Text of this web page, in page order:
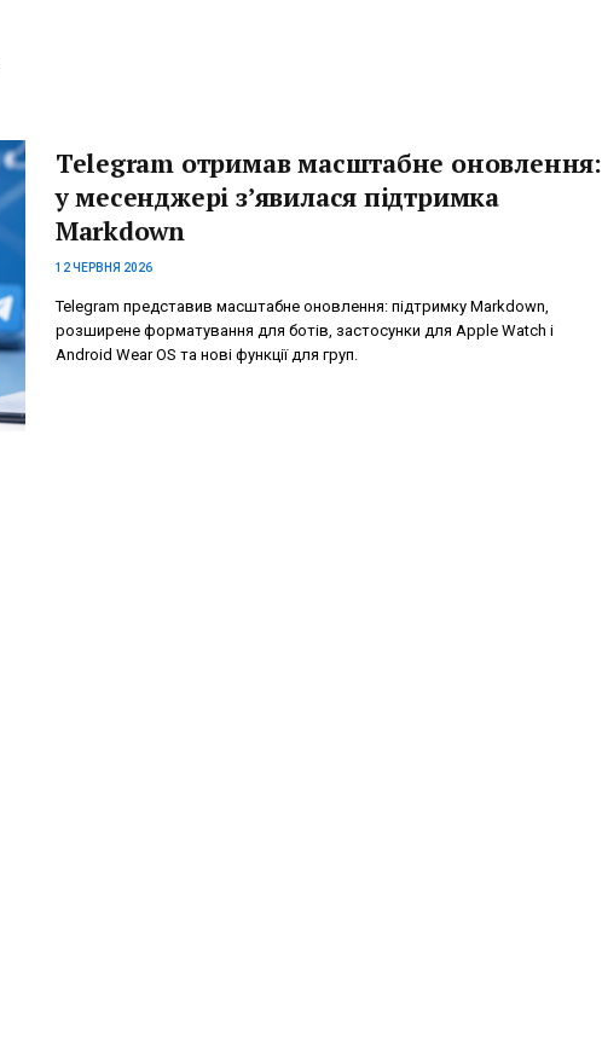
Telegram отримав масштабне оновлення:
у месенджері з’явилася підтримка
Markdown
12 ЧЕРВНЯ 2026
Telegram представив масштабне оновлення: підтримку Markdown,
розширене форматування для ботів, застосунки для Apple Watch і
Android Wear OS та нові функції для груп.